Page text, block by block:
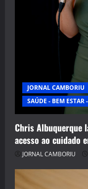
JORNAL CAMBORIU
SAÚDE - BEM ESTAR
Chris Albuquerque
acesso ao cuidado
JORNAL CAMBORIU